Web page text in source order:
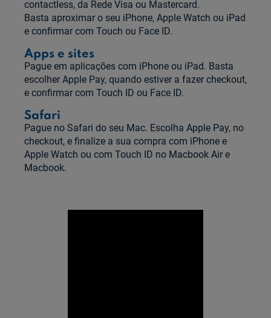
contactless, da Rede Visa ou Mastercard.
Basta aproximar o seu iPhone, Apple Watch ou iPad
e confirmar com Touch ou Face ID.
Apps e sites
Pague em aplicações com iPhone ou iPad. Basta
escolher Apple Pay, quando estiver a fazer checkout,
e confirmar com Touch ID ou Face ID.
Safari
Pague no Safari do seu Mac. Escolha Apple Pay, no
checkout, e finalize a sua compra com iPhone e
Apple Watch ou com Touch ID no Macbook Air e
Macbook.